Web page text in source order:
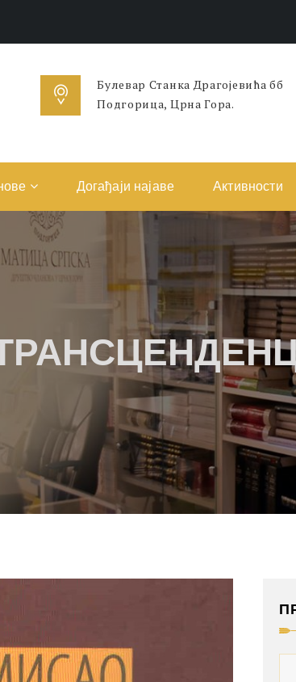
Булевар Станка Драгојевића бб
Подгорица, Црна Гора.
Догађаји најаве Активности